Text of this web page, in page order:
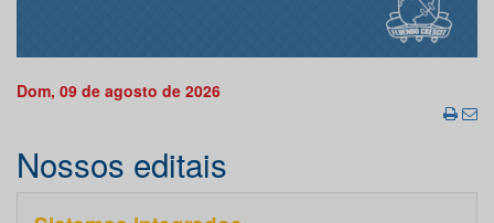
Dom, 09 de agosto de 2026
Nossos editais